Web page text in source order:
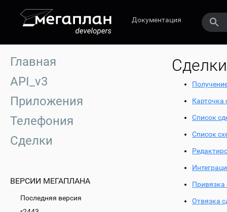
Документация
Главная
API_v3
Приложения
Телефония
Сделки
ВЕРСИИ МЕГАПЛАНА
Последняя версия
Сделки
Карточка
Список
Список
Привязка
Отвязка